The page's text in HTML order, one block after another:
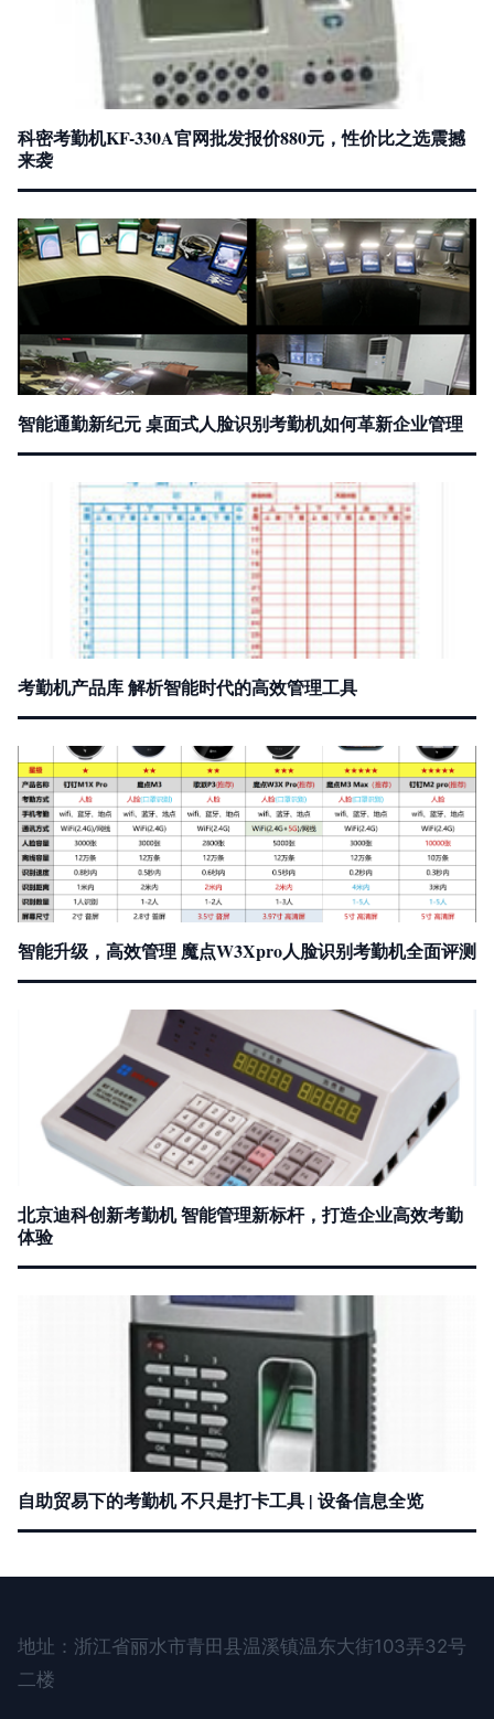
科密考勤机KF-330A官网批发报价880元，性价比之选震撼
来袭
智能通勤新纪元 桌面式人脸识别考勤机如何革新企业管理
考勤机产品库 解析智能时代的高效管理工具
智能升级，高效管理 魔点W3Xpro人脸识别考勤机全面评测
北京迪科创新考勤机 智能管理新标杆，打造企业高效考勤
体验
自助贸易下的考勤机 不只是打卡工具 | 设备信息全览
地址：浙江省丽水市青田县温溪镇温东大街103弄32号
二楼